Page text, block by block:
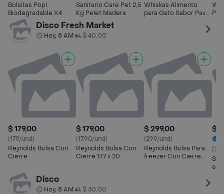
Bolsitas Popi
Biodegradable X4
Sanitario Care Pet 2,5
Kg Pelet Madera
Whiskas Alimento
para Gato Sabor Pavo
Disco Fresh Market
Hoy, 8 AM• $ 40,00
$ 179,00
(179/und)
Reynolds Bolsa Con
Cierre
$ 179,00
(17.90/und)
Reynolds Bolsa Con
Cierre 17.7 x 20
$ 299,00
(299/und)
Reynolds Bolsa Para
freezer Con Cierre
$
en
Disco
Hoy, 8 AM• $ 30,00